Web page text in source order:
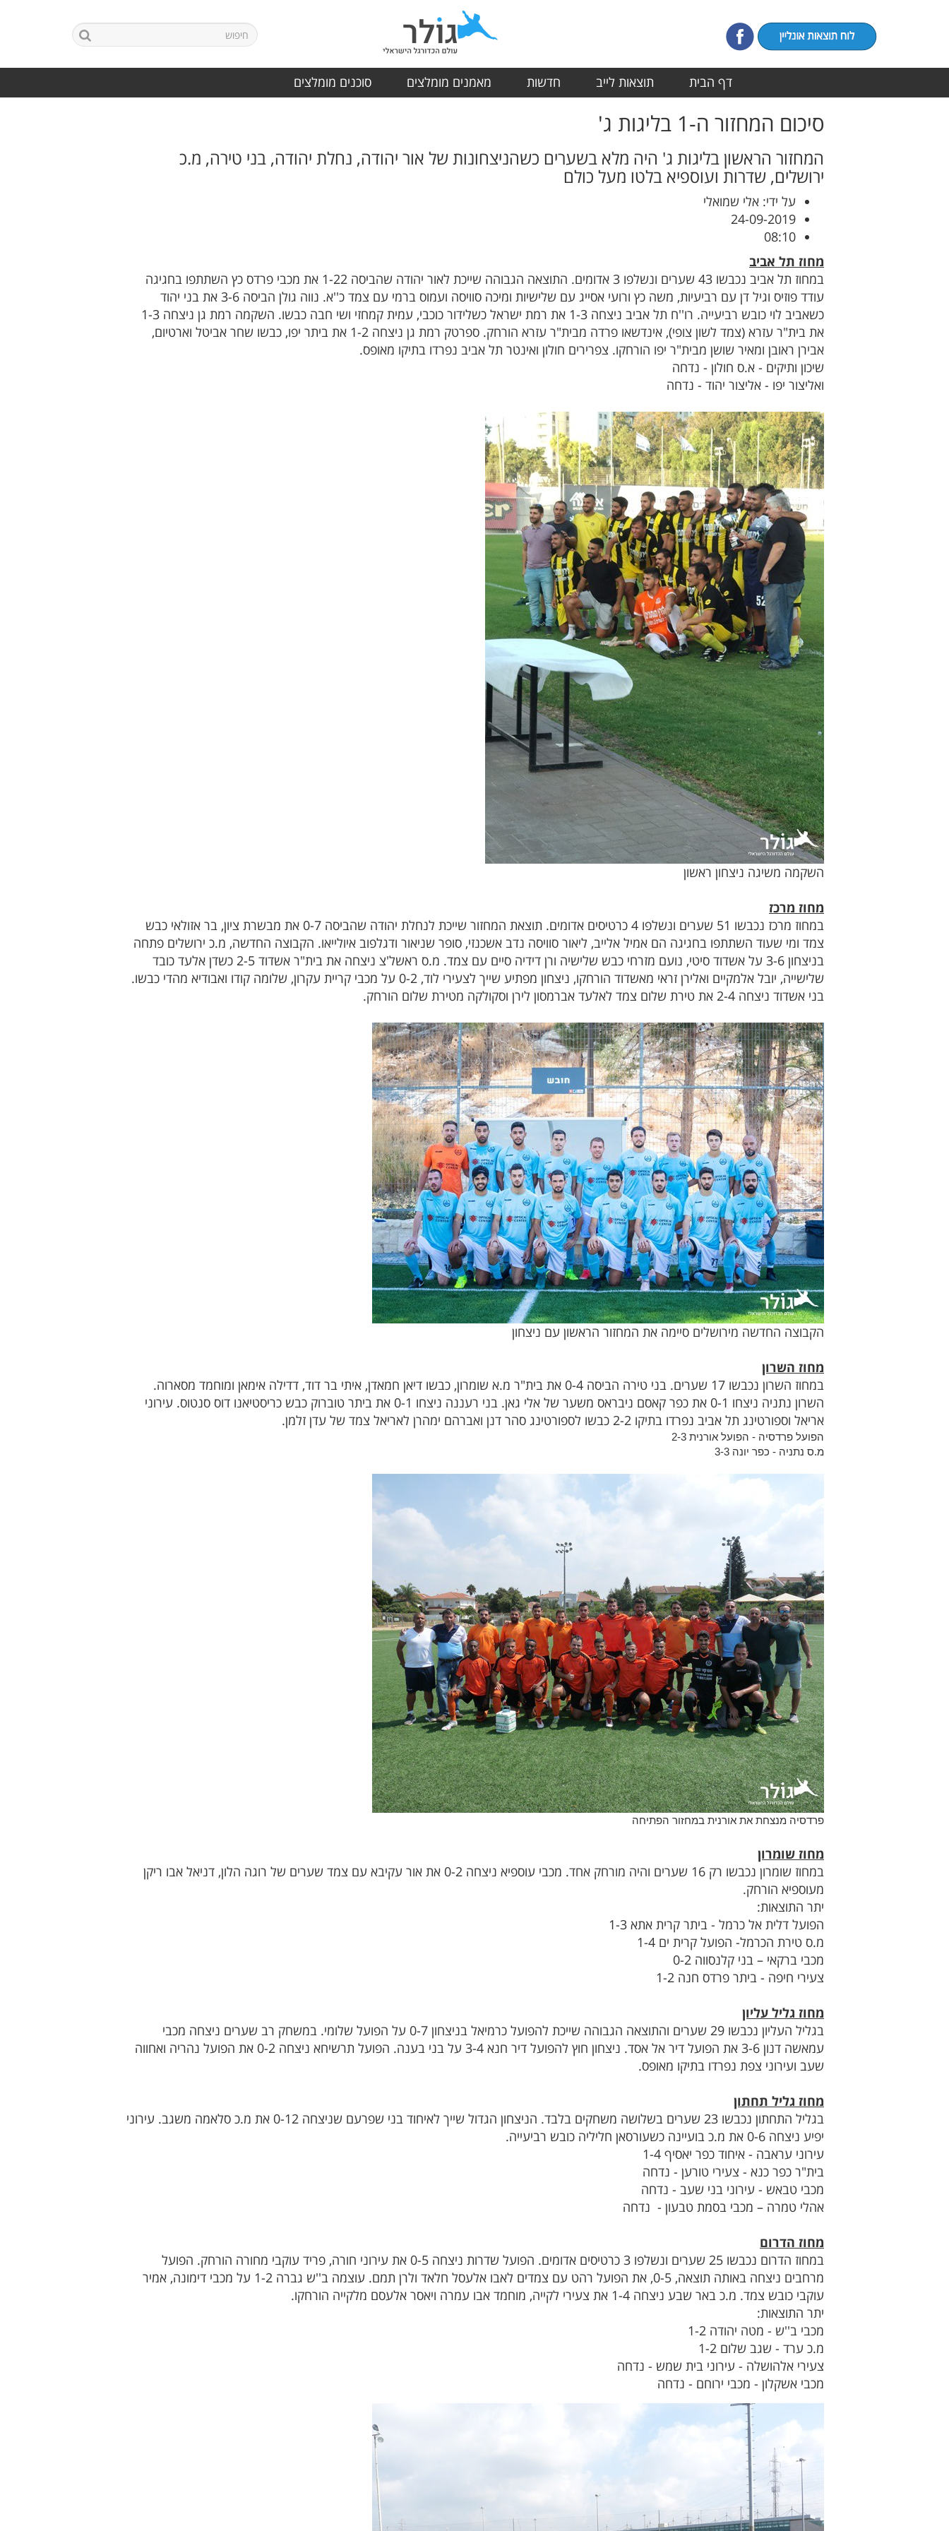
דף הבית תוצאות לייב חדשות מאמנים מומלצים סוכנים מומלצים
סיכום המחזור ה-1 בליגות ג'
המחזור הראשון בליגות ג' היה מלא בשערים כשהניצחונות של אור יהודה, נחלת יהודה, בני טירה, מ.כ
ירושלים, שדרות ועוספיא בלטו מעל כולם
על ידי: אלי שמואלי
24-09-2019
08:10
מחוז תל אביב
במחוז תל אביב נכבשו 43 שערים ונשלפו 3 אדומים. התוצאה הגבוהה שייכת לאור יהודה שהביסה 1-22 את מכבי פרדס כץ השתתפו בחגיגה
עודד פוזיס וגיל דן עם רביעיות, משה כץ ורועי אסייג עם שלישיות ומיכה סוויסה ועמוס ברמי עם צמד כ''א. נווה גולן הביסה 3-6 את בני יהוד
כשאביב לוי כובש רביעייה. רו''ח תל אביב ניצחה 1-3 את רמת ישראל כשלידור כוכבי, עמית קמחזי ושי חבה כבשו. השקמה רמת גן ניצחה 1-3
את בית"ר עזרא (צמד לשון צופי), אינדשאו פרדה מבית"ר עזרא הורחק. ספרטק רמת גן ניצחה 1-2 את ביתר יפו, כבשו שחר אביטל וארטיום,
אבירן ראובן ומאיר שושן מבית"ר יפו הורחקו. צפרירים חולון ואינטר תל אביב נפרדו בתיקו מאופס.
שיכון ותיקים - א.ס חולון - נדחה
ואליצור יפו - אליצור יהוד - נדחה
השקמה משיגה ניצחון ראשון
מחוז מרכז
במחוז מרכז נכבשו 51 שערים ונשלפו 4 כרטיסים אדומים. תוצאת המחזור שייכת לנחלת יהודה שהביסה 0-7 את מבשרת ציון, בר אזולאי כבש
צמד ומי שעוד השתתפו בחגיגה הם אמיל אלייב, ליאור סוויסה נדב אשכנזי, סופר שניאור ודגלפוב איולייאו. הקבוצה החדשה, מ.כ ירושלים פתחה
בניצחון 3-6 על אשדוד סיטי, נועם מזרחי כבש שלישיה ורן דידיה סיים עם צמד. מ.ס ראשל'צ ניצחה את בית"ר אשדוד 2-5 כשדן אלעד כובד
שלישייה, יובל אלמקיים ואלירן זראי מאשדוד הורחקו, ניצחון מפתיע שייך לצעירי לוד, 0-2 על מכבי קריית עקרון, שלומה קודו ואבודיא מהדי כבשו.
בני אשדוד ניצחה 2-4 את טירת שלום צמד לאלעד אברמסון לירן וסקולקה מטירת שלום הורחק.
הקבוצה החדשה מירושלים סיימה את המחזור הראשון עם ניצחון
מחוז השרון
במחוז השרון נכבשו 17 שערים. בני טירה הביסה 0-4 את בית"ר מ.א שומרון, כבשו דיאן חמאדן, איתי בר דוד, דדילה אימאן ומוחמד מסארוה.
השרון נתניה ניצחו 0-1 את כפר קאסם ניבראס משער של אלי גאן. בני רעננה ניצחו 0-1 את ביתר טוברוק כבש כריסטיאנו דוס סנטוס. עירוני
אריאל וספורטינג תל אביב נפרדו בתיקו 2-2 כבשו לספורטינג סהר דנן ואברהם ימהרן לאריאל צמד של עדן זלמן.
הפועל פרדסיה - הפועל אורנית 2-3
מ.ס נתניה - כפר יונה 3-3
פרדסיה מנצחת את אורנית במחזור הפתיחה
מחוז שומרון
במחוז שומרון נכבשו רק 16 שערים והיה מורחק אחד. מכבי עוספיא ניצחה 0-2 את אור עקיבא עם צמד שערים של רוגה הלון, דניאל אבו ריקן
מעוספיא הורחק.
יתר התוצאות:
הפועל דלית אל כרמל - ביתר קרית אתא 1-3
מ.ס טירת הכרמל- הפועל קרית ים 1-4
מכבי ברקאי – בני קלנסווה 0-2
צעירי חיפה - ביתר פרדס חנה 1-2
מחוז גליל עליון
בגליל העליון נכבשו 29 שערים והתוצאה הגבוהה שייכת להפועל כרמיאל בניצחון 0-7 על הפועל שלומי. במשחק רב שערים ניצחה מכבי
עמאשה דנון 3-6 את הפועל דיר אל אסד. ניצחון חוץ להפועל דיר חנא 3-4 על בני בענה. הפועל תרשיחא ניצחה 0-2 את הפועל נהריה ואחווה
שעב ועירוני צפת נפרדו בתיקו מאופס.
מחוז גליל תחתון
בגליל התחתון נכבשו 23 שערים בשלושה משחקים בלבד. הניצחון הגדול שייך לאיחוד בני שפרעם שניצחה 0-12 את מ.כ סלאמה משגב. עירוני
יפיע ניצחה 0-6 את מ.כ בועיינה כשעורסאן חליליה כובש רביעייה.
עירוני עראבה - איחוד כפר יאסיף 1-4
בית"ר כפר כנא - צעירי טורען - נדחה
מכבי טבאש - עירוני בני שעב - נדחה
אהלי טמרה – מכבי בסמת טבעון - נדחה
מחוז הדרום
במחוז הדרום נכבשו 25 שערים ונשלפו 3 כרטיסים אדומים. הפועל שדרות ניצחה 0-5 את עירוני חורה, פריד עוקבי מחורה הורחק. הפועל
מרחבים ניצחה באותה תוצאה, 0-5, את הפועל רהט עם צמדים לאבו אלעסל חלאד ולרן תמם. עוצמה ב''ש גברה 1-2 על מכבי דימונה, אמיר
עוקבי כובש צמד. מ.כ באר שבע ניצחה 1-4 את צעירי לקייה, מוחמד אבו עמרה ויאסר אלעסם מלקייה הורחקו.
יתר התוצאות:
מכבי ב''ש - מטה יהודה 1-2
מ.כ ערד - שגב שלום 1-2
צעירי אלהושלה - עירוני בית שמש - נדחה
מכבי אשקלון - מכבי ירוחם - נדחה